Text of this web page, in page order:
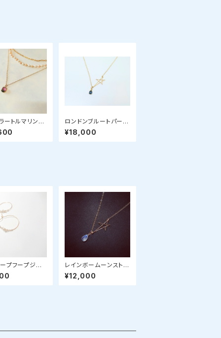
ートルマリンネ
(フリーフォー
ロンドンブルートパーズ
のスターネックレス
¥18,000
プフープジュ
（アンフィ
レインボームーンストー
ンのスターネックレス✧
star bright jewelry
¥12,000